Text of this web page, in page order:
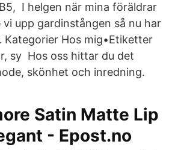
I helgen när mina föräldrar
upp gardinstången så nu har
Kategorier Hos mig•Etiketter
sy Hos oss hittar du det
skönhet och inredning.
Satin Matte Lip
- Epost.no